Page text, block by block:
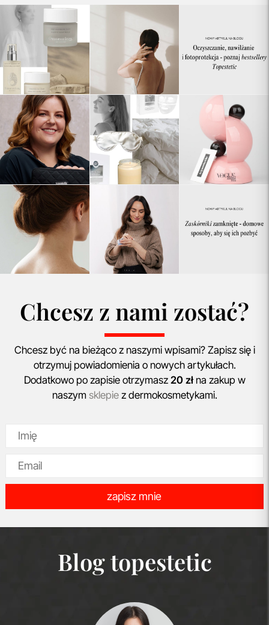
Chcesz z nami zostać?
Chcesz być na bieżąco z naszymi wpisami? Zapisz się i
otrzymuj powiadomienia o nowych artykułach.
Dodatkowo po zapisie otrzymasz 20 złna zakup w
naszym sklepiez dermokosmetykami.
zapisz mnie
Blog topestetic